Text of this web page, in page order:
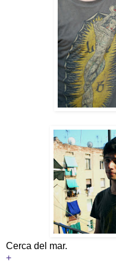
Cerca del mar.
+